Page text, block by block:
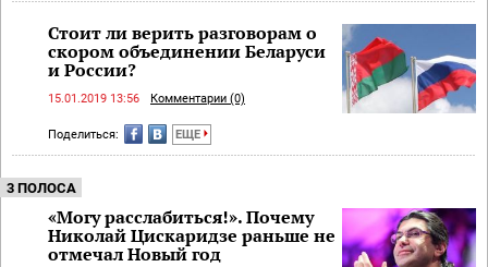
Стоит ли верить разговорам о
скором объединении Беларуси
и России?
15.01.2019 13:56 Комментарии (0)
Поделиться: ЕЩЕ
3 ПОЛОСА
«Могу расслабиться!». Почему
Николай Цискаридзе раньше не
отмечал Новый год